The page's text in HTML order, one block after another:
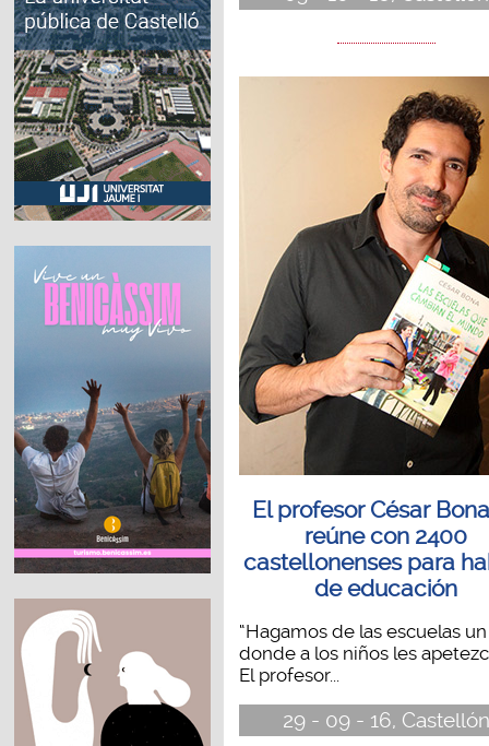
El profesor César
reúne con 2400
castellonenses para
de educación
“Hagamos de las escuelas
donde a los niños les
El profesor...
29 - 09 - 16, Castellón